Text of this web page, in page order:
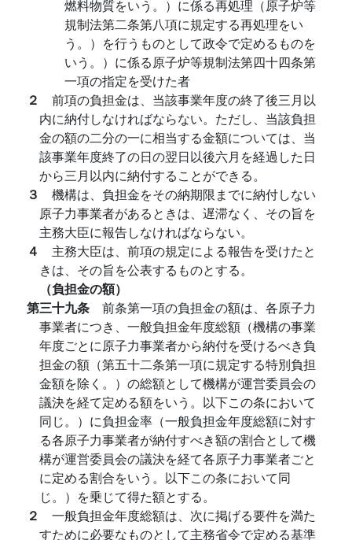
燃料物質をいう。）に係る再処理（原子炉等
規制法第二条第八項に規定する再処理をい
う。）を行うものとして政令で定めるものを
いう。）に係る原子炉等規制法第四十四条第
一項の指定を受けた者
２ 前項の負担金は、当該事業年度の終了後三月以
内に納付しなければならない。ただし、当該負担
金の額の二分の一に相当する金額については、当
該事業年度終了の日の翌日以後六月を経過した日
から三月以内に納付することができる。
３ 機構は、負担金をその納期限までに納付しない
原子力事業者があるときは、遅滞なく、その旨を
主務大臣に報告しなければならない。
４ 主務大臣は、前項の規定による報告を受けたと
きは、その旨を公表するものとする。
（負担金の額）
第三十九条 前条第一項の負担金の額は、各原子力
事業者につき、一般負担金年度総額（機構の事業
年度ごとに原子力事業者から納付を受けるべき負
担金の額（第五十二条第一項に規定する特別負担
金額を除く。）の総額として機構が運営委員会の
議決を経て定める額をいう。以下この条において
同じ。）に負担金率（一般負担金年度総額に対す
る各原子力事業者が納付すべき額の割合として機
構が運営委員会の議決を経て各原子力事業者ごと
に定める割合をいう。以下この条において同
じ。）を乗じて得た額とする。
２ 一般負担金年度総額は、次に掲げる要件を満た
すために必要なものとして主務省令で定める基準